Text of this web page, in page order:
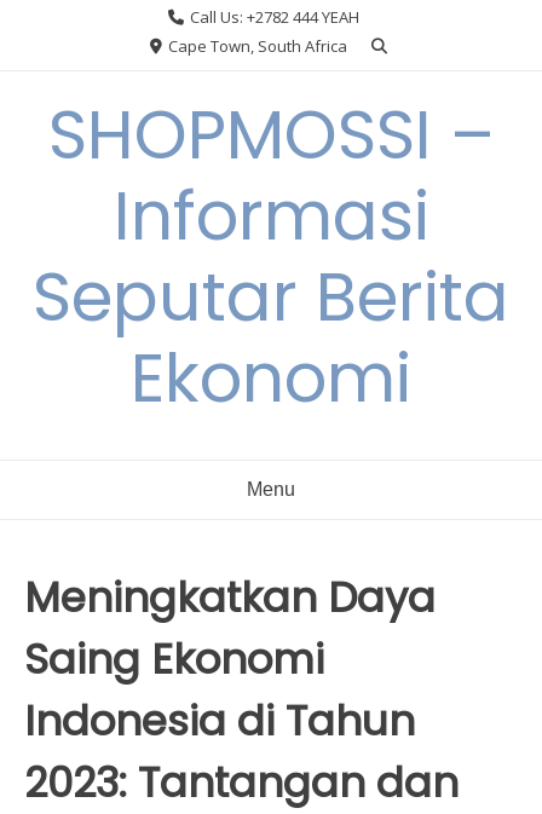
Call Us: +2782 444 YEAH
Cape Town, South Africa
SHOPMOSSI –
Informasi
Seputar Berita
Ekonomi
Menu
Meningkatkan Daya
Saing Ekonomi
Indonesia di Tahun
2023: Tantangan dan